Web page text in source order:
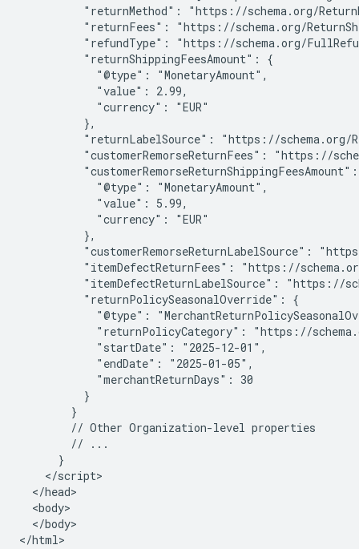
"returnMethod": "https://schema.org/
"returnFees": "https://schema.org/
"refundType": "https://schema.org/
          "returnShippingFeesAmount": {
            "@type": "MonetaryAmount",
            "value": 2.99,
            "currency": "EUR"
          },
"returnLabelSource": "https://schema.org/
"customerRemorseReturnFees": "https://
            "@type": "MonetaryAmount",
            "value": 5.99,
            "currency": "EUR"
          },
"customerRemorseReturnLabelSource":
"itemDefectReturnFees": "https://
"itemDefectReturnLabelSource": "https://
          "returnPolicySeasonalOverride": {
"@type":
"returnPolicyCategory": "https://
            "startDate": "2025-12-01",
            "endDate": "2025-01-05",
            "merchantReturnDays": 30
          }
        }
        // Other Organization-level properties
        // ...
      }
    </script>
  </head>
  <body>
  </body>
</html>